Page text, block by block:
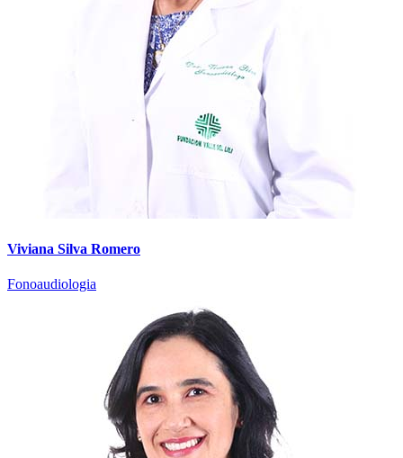
Viviana Silva Romero
Fonoaudiologia